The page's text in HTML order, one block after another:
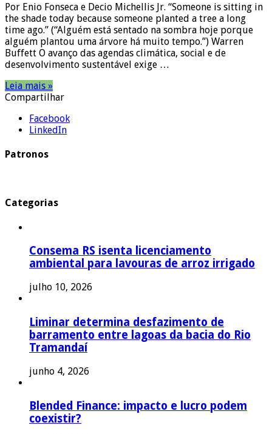
Por Enio Fonseca e Decio Michellis Jr. “Someone is sitting in
the shade today because someone planted a tree a long
time ago.” (“Alguém está sentado na sombra hoje porque
alguém plantou uma árvore há muito tempo.”) Warren
Buffett O avanço das agendas climática, social e de
desenvolvimento sustentável exige …
Leia mais »
Compartilhar
Facebook
LinkedIn
Patronos
Categorias
Consema RS isenta licenciamento
ambiental para lavouras de arroz irrigado
julho 10, 2026
Liminar determina desfazimento de
barramento entre lagoas da bacia do Rio
Tramandaí
junho 4, 2026
Blended Finance: impacto e lucro podem
coexistir?